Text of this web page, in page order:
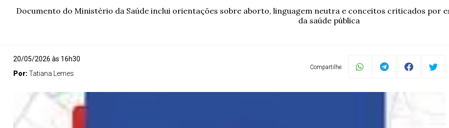
Documento do Ministério da Saúde inclui orientações sobre aborto, linguagem neutra e conceitos criticados por
da saúde pública
20/05/2026 às 16h30
Por:Tatiana Lemes
Compartilhe: